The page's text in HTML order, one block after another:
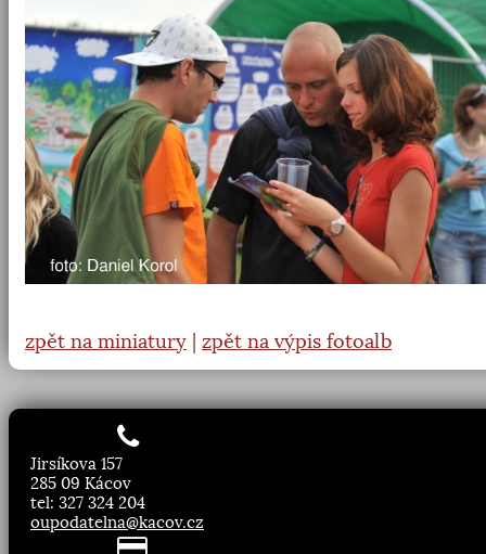
zpět na miniatury zpět na výpis fotoalb
Jirsíkova 157
285 09 Kácov
tel: 327 324 204
oupodatelna@kacov.cz